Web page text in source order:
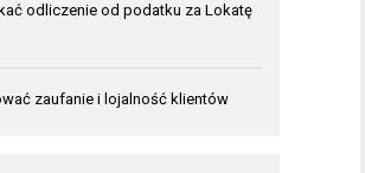
odliczenie od podatku za Lokatę
zaufanie i lojalność klientów